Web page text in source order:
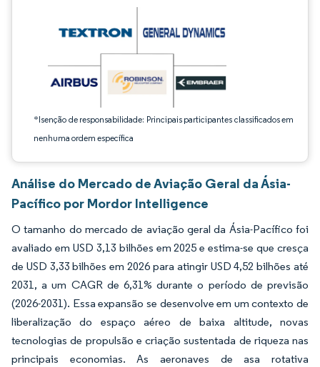
*Isenção de responsabilidade: Principais participantes classificados em
nenhuma ordem específica
Análise do Mercado de Aviação Geral da Ásia-
Pacífico por Mordor Intelligence
O tamanho do mercado de aviação geral da Ásia-Pacífico foi
avaliado em USD 3,13 bilhões em 2025 e estima-se que cresça
de USD 3,33 bilhões em 2026 para atingir USD 4,52 bilhões até
2031, a um CAGR de 6,31% durante o período de previsão
(2026-2031). Essa expansão se desenvolve em um contexto de
liberalização do espaço aéreo de baixa altitude, novas
tecnologias de propulsão e criação sustentada de riqueza nas
principais economias. As aeronaves de asa rotativa